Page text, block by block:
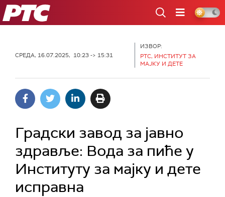
РТС
СРЕДА, 16.07.2025, 10:23 -> 15:31
ИЗВОР:
РТС, ИНСТИТУТ ЗА
МАЈКУ И ДЕТЕ
Градски завод за јавно
здравље: Вода за пиће у
Институту за мајку и дете
исправна